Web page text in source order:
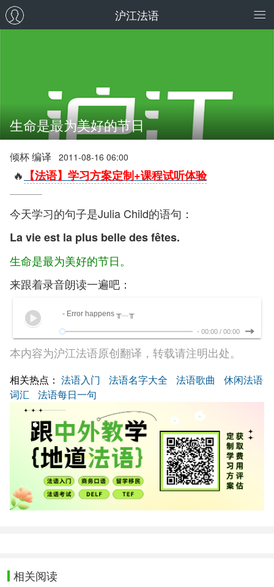
沪江法语
生命是最为美好的节日
倾杯 编译 2011-08-16 06:00
🔥 【法语】学习方案定制+课程试听体验
今天学习的句子是Julia Child的语句：
La vie est la plus belle des fêtes.
生命是最为美好的节日。
来跟着录音朗读一遍吧：
- Error happens ╥﹏╥
- 00:00 / 00:00
本内容为沪江法语原创翻译，转载请注明出处。
相关热点： 法语入门 法语名字大全 法语歌曲
休闲法语
词汇
法语每日一句
相关阅读